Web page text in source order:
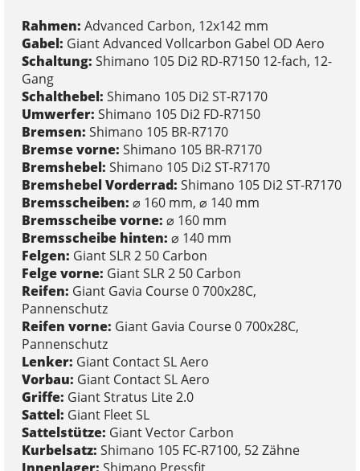
Rahmen: Advanced Carbon, 12x142 mm
Gabel: Giant Advanced Vollcarbon Gabel OD Aero
Schaltung: Shimano 105 Di2 RD-R7150 12-fach, 12-
Gang
Schalthebel: Shimano 105 Di2 ST-R7170
Umwerfer: Shimano 105 Di2 FD-R7150
Bremsen: Shimano 105 BR-R7170
Bremse vorne: Shimano 105 BR-R7170
Bremshebel: Shimano 105 Di2 ST-R7170
Bremshebel Vorderrad: Shimano 105 Di2 ST-R7170
Bremsscheiben: ⌀ 160 mm, ⌀ 140 mm
Bremsscheibe vorne: ⌀ 160 mm
Bremsscheibe hinten: ⌀ 140 mm
Felgen: Giant SLR 2 50 Carbon
Felge vorne: Giant SLR 2 50 Carbon
Reifen: Giant Gavia Course 0 700x28C,
Pannenschutz
Reifen vorne: Giant Gavia Course 0 700x28C,
Pannenschutz
Lenker: Giant Contact SL Aero
Vorbau: Giant Contact SL Aero
Griffe: Giant Stratus Lite 2.0
Sattel: Giant Fleet SL
Sattelstütze: Giant Vector Carbon
Kurbelsatz: Shimano 105 FC-R7100, 52 Zähne